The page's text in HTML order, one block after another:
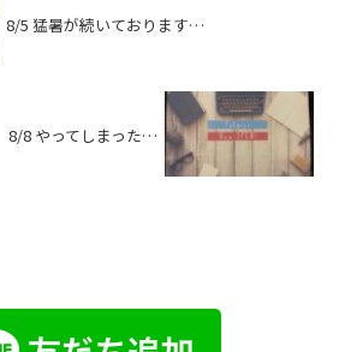
8/5 猛暑が続いております…
8/8 やってしまった…